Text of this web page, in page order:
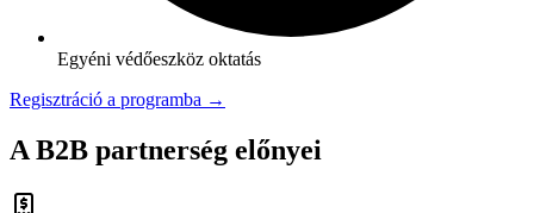
Egyéni védőeszköz oktatás
Regisztráció a programba →
A B2B partnerség előnyei